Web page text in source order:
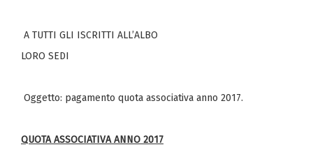
A TUTTI GLI ISCRITTI ALL’ALBO
LORO SEDI
Oggetto: pagamento quota associativa anno 2017.
QUOTA ASSOCIATIVA ANNO 2017